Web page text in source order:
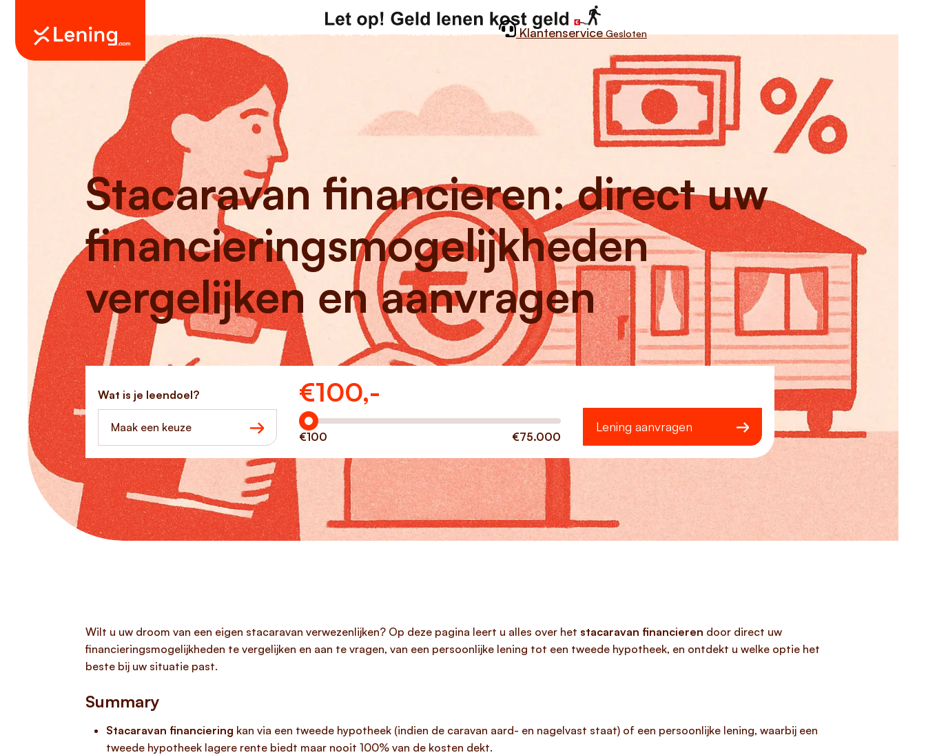
Geld lenen Leendoelen Over ons Kennisbank Klantenservice Gesloten
Stacaravan financieren: direct uw
financieringsmogelijkheden
vergelijken en aanvragen
Wat is je leendoel?
Maak een keuze
€100,-
Hoeveel wilt u lenen?
€100 €75.000
Lening aanvragen
Wilt u uw droom van een eigen stacaravan verwezenlijken? Op deze pagina leert u alles over het stacaravan financieren door direct uw
financieringsmogelijkheden te vergelijken en aan te vragen, van een persoonlijke lening tot een tweede hypotheek, en ontdekt u welke optie het
beste bij uw situatie past.
Summary
Stacaravan financiering kan via een tweede hypotheek (indien de caravan aard- en nagelvast staat) of een persoonlijke lening, waarbij een
tweede hypotheek lagere rente biedt maar nooit 100% van de kosten dekt.